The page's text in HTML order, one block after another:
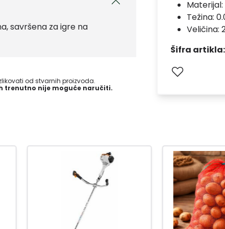
savršena za igre na
od stvarnih proizvoda.
trenutno nije moguće naručiti.
Materijal:
Težina:
Veličina:
Šifra artikla: